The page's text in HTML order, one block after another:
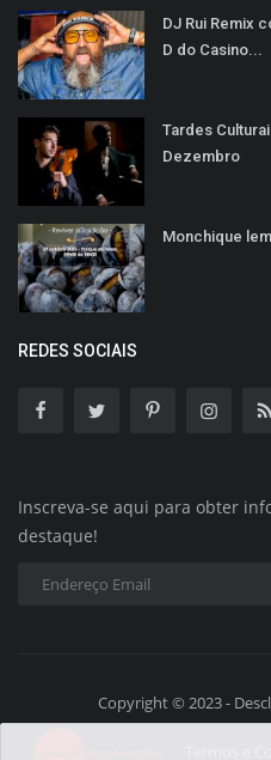
DJ Rui Remix
D do Casino...
Tardes
Dezembro
Monchique
REDES SOCIAIS
Inscreva-se aqui para obter
destaque!
Copyright © 2023 -